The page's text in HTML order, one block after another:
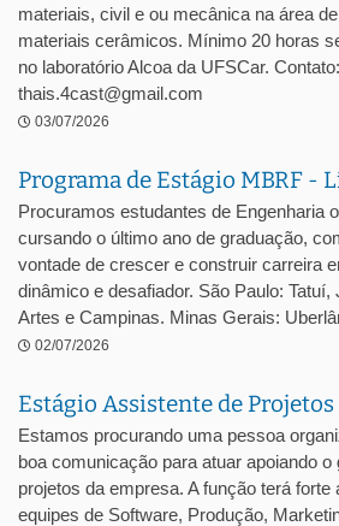
materiais, civil e ou mecânica na área
materiais cerâmicos. Mínimo 20 horas
no laboratório Alcoa da UFSCar. Contato:
thais.4cast@gmail.com
03/07/2026
Programa de Estágio MBRF -
Procuramos estudantes de Engenharia
cursando o último ano de graduação,
vontade de crescer e construir carreira
dinâmico e desafiador. São Paulo: Tatuí,
Artes e Campinas. Minas Gerais:
02/07/2026
Estágio Assistente de Projetos
Estamos procurando uma pessoa
boa comunicação para atuar apoiando o
projetos da empresa. A função terá forte
equipes de Software, Produção,